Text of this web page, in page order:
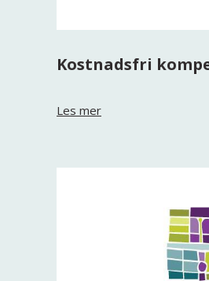
Kostnadsfri
Les mer